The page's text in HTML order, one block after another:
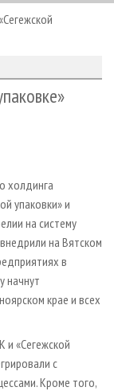
холдинга
упаковки» и
на систему
на Вятском
в
начнут
крае и всех
и «Сегежской
с
Кроме того,